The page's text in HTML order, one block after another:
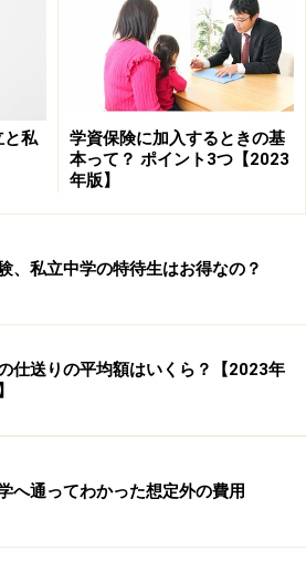
ことだけが、成功への道ではない
職の段階になって後悔することの
親が定年に近付いたときに、老後
ことがないよう、1度しっかりと
を一歩引いて眺め、教育費は有効
ェックしてみたいものです。
教育費は？＞
のの、リターンも期待できる。
できないが、満足度は高い。
できない上、満足度も低い。
ない判断も大事？
と私
学資保険に加入するときの基
本って？ ポイント3つ【2023
年版】
、私立中学の特待生はお得なの？
仕送りの平均額はいくら？【2023年
へ通ってわかった想定外の費用